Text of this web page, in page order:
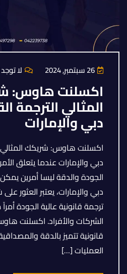
لا
اكسلنت هاوس:
المثالي الترجمة
دبي والإمارات
اكسلنت هاوس: شريكك المثالي
دبي والإمارات عندما يتعلق
الجودة والدقة ليسا أمرين
دبي والإمارات، يعتبر العثور
ترجمة قانونية عالية الجودة أمراً
الشركات والأفراد. اكسلنت
قانونية تتميز بالدقة
العمليات […]